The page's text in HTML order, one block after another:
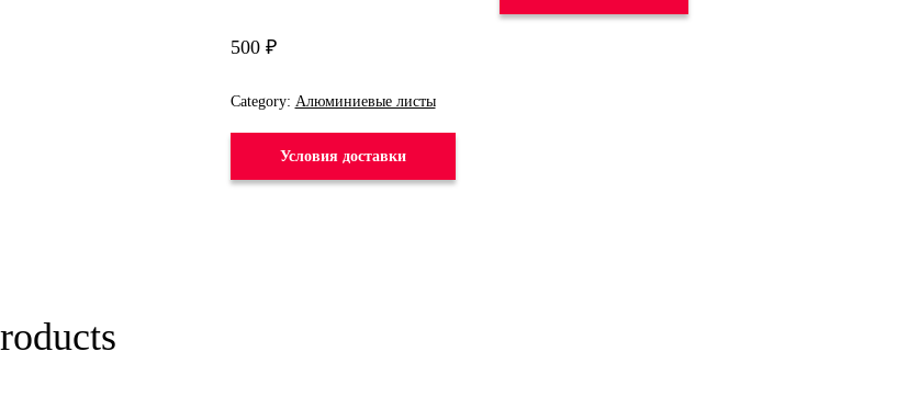
500 ₽
Category: Алюминиевые листы
Условия доставки